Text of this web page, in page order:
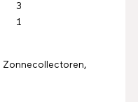
3
1
Zonnecollectoren,